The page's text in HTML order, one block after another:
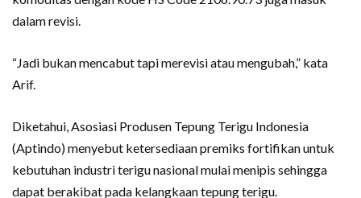
dalam revisi.
“Jadi bukan mencabut tapi merevisi atau mengubah,” kata
Arif.
Diketahui, Asosiasi Produsen Tepung Terigu Indonesia
(Aptindo) menyebut ketersediaan premiks fortifikan untuk
kebutuhan industri terigu nasional mulai menipis sehingga
dapat berakibat pada kelangkaan tepung terigu.